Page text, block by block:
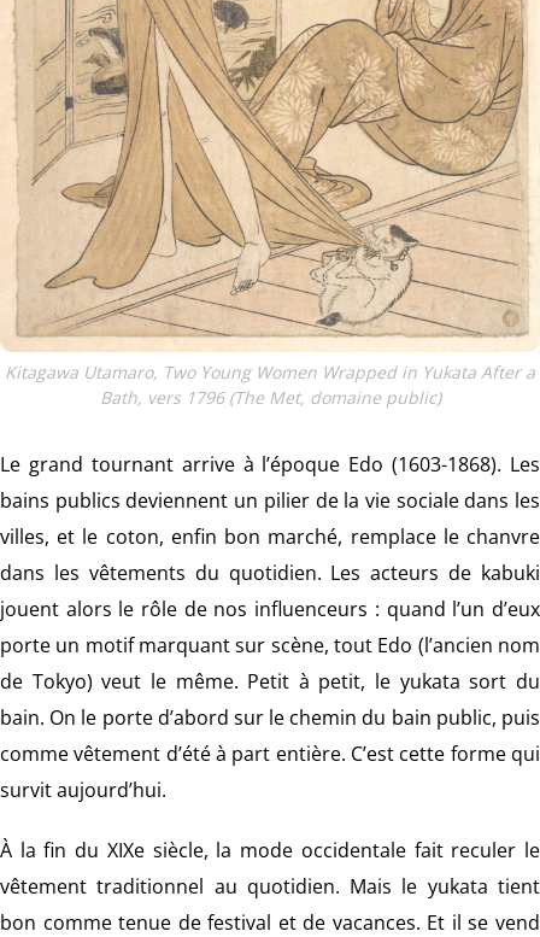
Kitagawa Utamaro, Two Young Women Wrapped in Yukata After a
Bath, vers 1796 (The Met, domaine public)
Le grand tournant arrive à l’époque Edo (1603-1868). Les
bains publics deviennent un pilier de la vie sociale dans les
villes, et le coton, enfin bon marché, remplace le chanvre
dans les vêtements du quotidien. Les acteurs de kabuki
jouent alors le rôle de nos influenceurs : quand l’un d’eux
porte un motif marquant sur scène, tout Edo (l’ancien nom
de Tokyo) veut le même. Petit à petit, le yukata sort du
bain. On le porte d’abord sur le chemin du bain public, puis
comme vêtement d’été à part entière. C’est cette forme qui
survit aujourd’hui.
À la fin du XIXe siècle, la mode occidentale fait reculer le
vêtement traditionnel au quotidien. Mais le yukata tient
bon comme tenue de festival et de vacances. Et il se vend